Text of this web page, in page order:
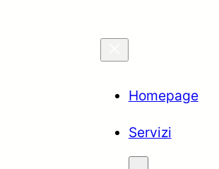
Homepage
Servizi